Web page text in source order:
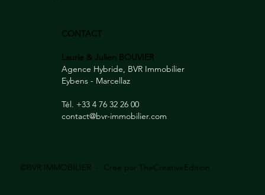
CONTACT
Laurie & Julien BOUVIER
Agence Hybride, BVR Immobilier
Eybens - Marcellaz
Tél. +33 4 76 32 26 00
contact@bvr-immobilier.com
©BVR IMMOBILIER - Créé par TheCreativeEdition